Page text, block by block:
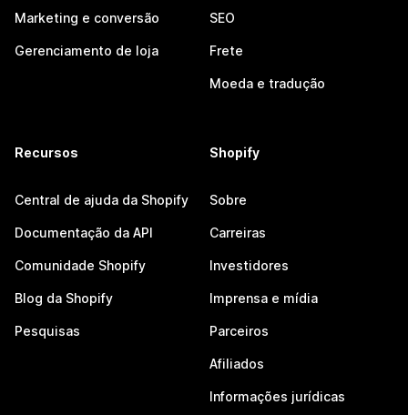
Marketing e conversão
Gerenciamento de loja
SEO
Frete
Moeda e tradução
Recursos
Central de ajuda da Shopify
Documentação da API
Comunidade Shopify
Blog da Shopify
Pesquisas
Shopify
Sobre
Carreiras
Investidores
Imprensa e mídia
Parceiros
Afiliados
Informações jurídicas